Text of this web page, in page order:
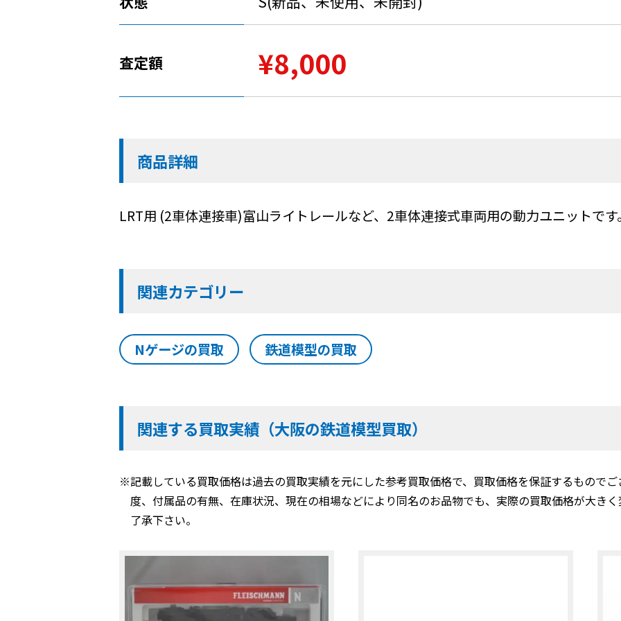
査定額 ¥8,000
商品詳細
LRT用 (2車体連接車)富山ライトレールなど、2車体連接式車両用の動力ユニットです
関連カテゴリー
Nゲージの買取 鉄道模型の買取
関連する買取実績（大阪の鉄道模型買取）
※記載している買取価格は過去の買取実績を元にした参考買取価格で、買取価格を保証するもので
度、付属品の有無、在庫状況、現在の相場などにより同名のお品物でも、実際の買取価格が大き
了承下さい。